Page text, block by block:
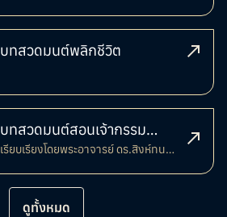
บทสวดมนต์พลิกชีวิต
บทสวดมนต์สอนเจ้ากรรม
นายเวร
เรียบเรียงโดยพระอาจารย์ ดร.สิงห์ทน
ดูทั้งหมด